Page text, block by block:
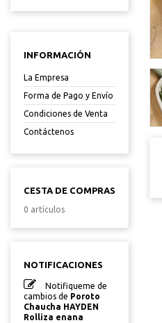
INFORMACIÓN
La Empresa
Forma de Pago y Envío
Condiciones de Venta
Contáctenos
CESTA DE COMPRAS
0 artículos
NOTIFICACIONES
Notifiqueme de
cambios de Poroto
Chaucha HAYDEN
Rolliza enana